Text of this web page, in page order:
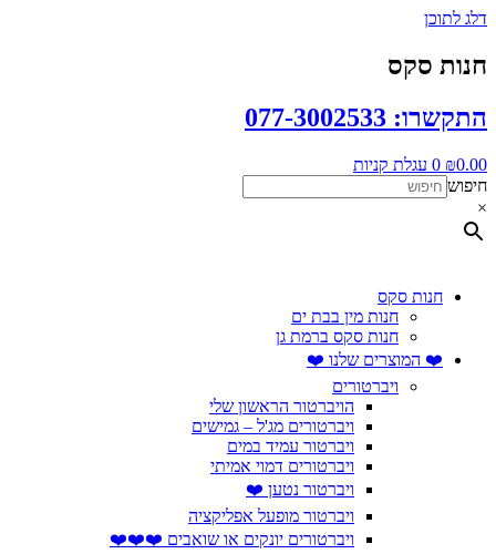
דלג לתוכן
חנות סקס
התקשרו: 077-3002533
₪0.00
0 עגלת קניות
חיפוש
×
חנות סקס
חנות מין בבת ים
חנות סקס ברמת גן
❤️ המוצרים שלנו ❤️
ויברטורים
הויברטור הראשון שלי
ויברטורים מג'ל – גמישים
ויברטור עמיד במים
ויברטורים דמוי אמיתי
ויברטור נטען ❤️
ויברטור מופעל אפליקציה
ויברטורים יונקים או שואבים ❤️❤️❤️